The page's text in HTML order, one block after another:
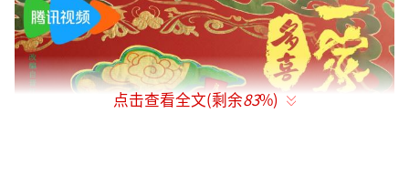
点击查看全文(剩余83%)